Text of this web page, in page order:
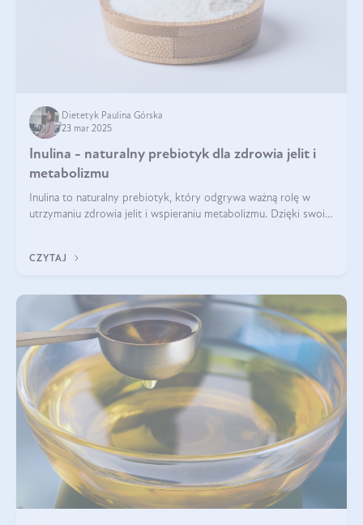
Dietetyk Paulina Górska
23 mar 2025
Inulina - naturalny prebiotyk dla zdrowia jelit i
metabolizmu
Inulina to naturalny prebiotyk, który odgrywa ważną rolę w
utrzymaniu zdrowia jelit i wspieraniu metabolizmu. Dzięki swoim
CZYTAJ